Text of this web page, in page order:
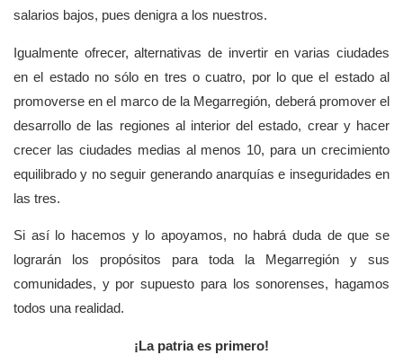
salarios bajos, pues denigra a los nuestros.
Igualmente ofrecer, alternativas de invertir en varias ciudades
en el estado no sólo en tres o cuatro, por lo que el estado al
promoverse en el marco de la Megarregión, deberá promover el
desarrollo de las regiones al interior del estado, crear y hacer
crecer las ciudades medias al menos 10, para un crecimiento
equilibrado y no seguir generando anarquías e inseguridades en
las tres.
Si así lo hacemos y lo apoyamos, no habrá duda de que se
lograrán los propósitos para toda la Megarregión y sus
comunidades, y por supuesto para los sonorenses, hagamos
todos una realidad.
¡La patria es primero!